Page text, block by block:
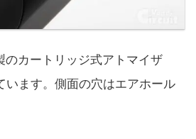
のカートリッジ式アトマイザ
います。側面の穴はエアホール